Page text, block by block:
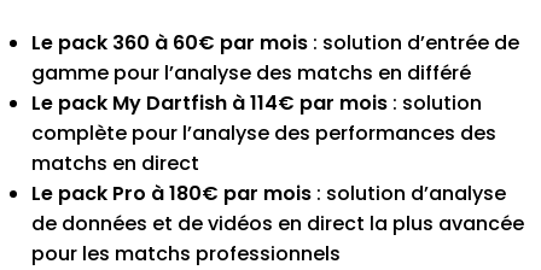
Le pack 360 à 60€ par mois : solution d’entrée de
gamme pour l’analyse des matchs en différé
Le pack My Dartfish à 114€ par mois : solution
complète pour l’analyse des performances des
matchs en direct
Le pack Pro à 180€ par mois : solution d’analyse
de données et de vidéos en direct la plus avancée
pour les matchs professionnels